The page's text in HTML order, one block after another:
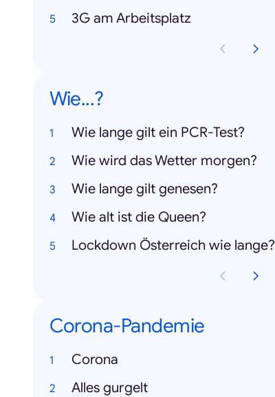
3G am Arbeitsplatz
Wie...?
Wie lange gilt ein PCR-Test?
Wie wird das Wetter morgen?
Wie lange gilt genesen?
Wie alt ist die Queen?
Lockdown Österreich wie lange?
Corona-Pandemie
Corona
Alles gurgelt